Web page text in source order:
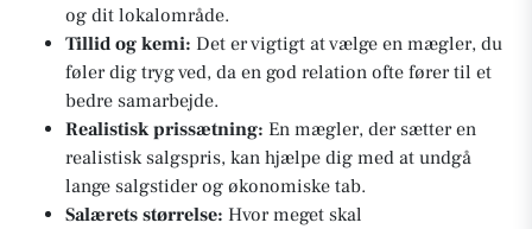
og dit lokalområde.
Tillid og kemi: Det er vigtigt at vælge en mægler, du
føler dig tryg ved, da en god relation ofte fører til et
bedre samarbejde.
Realistisk prissætning: En mægler, der sætter en
realistisk salgspris, kan hjælpe dig med at undgå
lange salgstider og økonomiske tab.
Salærets størrelse: Hvor meget skal